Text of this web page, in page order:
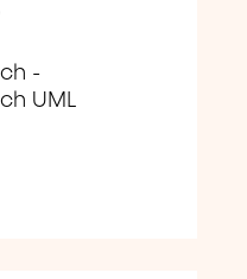
-
UML